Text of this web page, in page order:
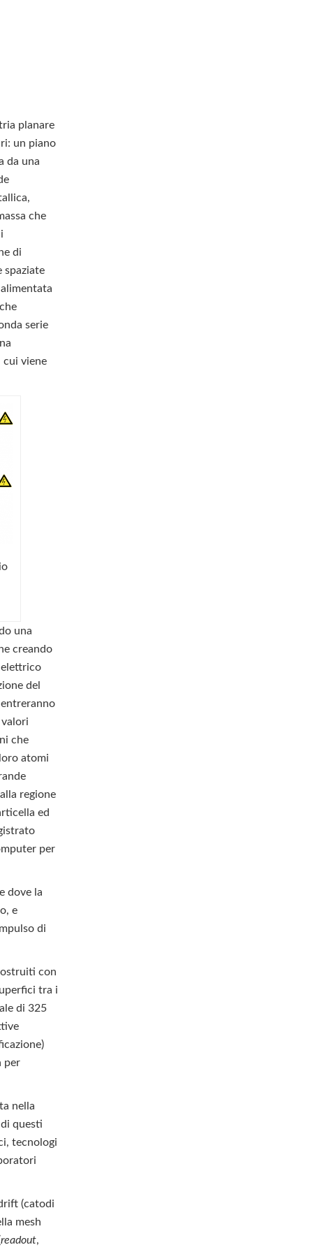
planare
un piano
da una
che
di
spaziate
serie
cui viene
una
creando
del
che
atomi
regione
ed
per
dove la
e
di
con
tra i
di 325
per
nella
questi
tecnologi
(catodi
mesh
readout,